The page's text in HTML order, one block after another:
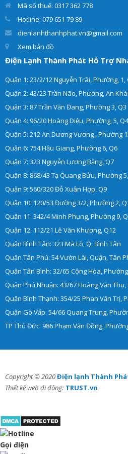
Mã số thuế: 0317 362 778
Hotline: 079 651 79 89
dienlanhthanhphat.vn@gmail.com
Xem bản đồ
Điện Lạnh Thành Phát Hỗ Trợ
Quận 1: 23/2/12 Nguyễn Trãi, Phường, 1,
Quận 2: 43/23 Trần Não, Phường, An
Quận 3: 87 Trần Văn Đang, Phường 3, Q3
Quận 4: 96/20 Hoàng Diệu, Phường, 5, Q4
Quận 5: 212 An Dương Vương , Phường
Quận 6: 754 Hậu Giang, Phường 6, Q6
Quận 7: 323 Nguyễn Lương Bằng, Q7
Quận 8: 868/43 Tạ Quang Bửu, Phường
Quận 9: 560/320 Đỗ Xuân Hợp, Q9
Quận 10: 120/53 Đường 3/2, Phường 2,
Quận 11: 342/4 Minh Phụng, Phường 9,
Quận 12: 112/21 Lê Văn Khương, Q12
Quận Bình Tân: 323 Mã Lò, Q, Bình Tân
Quận Tân Phú: 54 Vườn Lài, Quận, Tân
Quận Tân Bình: 32/65 Cộng Hòa,
Quận Phú Nhuận: 43/67 Hoàng Văn Thụ,
Quận Bình Thạnh: 354/25 Phan Văn Trị,
Quận Gò Vấp: 54/66 Quang Trung,
TP Thủ Đức: 986 Phạm Văn Đồng,
Copyright © 2020Điện lạnh Thành
Thiết kế web di động: TRUST.vn
Gọi điện